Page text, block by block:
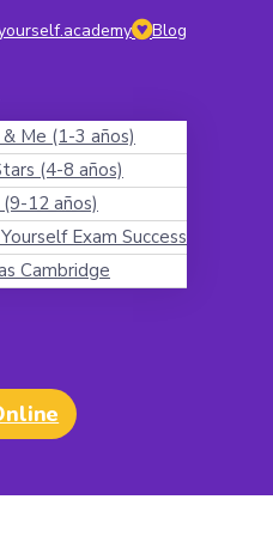
Blog
Me (1-3 años)
(4-8 años)
12 años)
Exam Success
Cambridge